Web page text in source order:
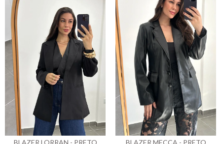
BLAZER MECCA - PRETO